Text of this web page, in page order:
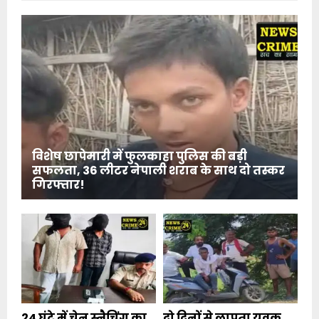
विशेष छापेमारी में फुलकाहा पुलिस की बड़ी
सफलता, 36 लीटर नेपाली शराब के साथ दो तस्कर
गिरफ्तार!